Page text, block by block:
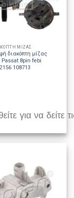
ΜΙΖΑΣ
διακόπτη μίζας
Passat 8pin febi
108713
για να δείτε